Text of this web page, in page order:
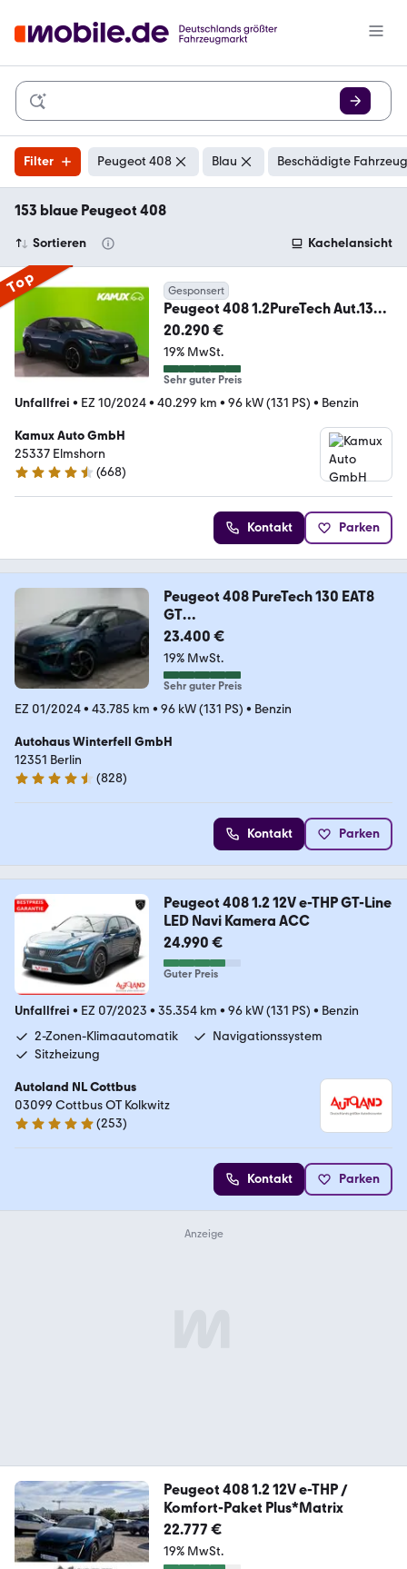
Filter Peugeot 408 Blau Beschädigte
153 blaue Peugeot 408
Sortieren Kachelansicht
Top Gesponsert
Peugeot 408 1.2PureTech Aut.130
GT+LED+NAVI+VIRTUAL+PDC
20.290 €
19% MwSt.
Sehr guter Preis
Unfallfrei • EZ 10/2024• 40.299 km • 96 kW (131 PS) • Benzin
Kamux Auto GmbH
25337 Elmshorn
4.6 Sterne
(668)
Kontakt Parken
Peugeot 408 PureTech 130 EAT8
GT
PANO+360+MEMO+FOCAL+ACC
23.400 €
19% MwSt.
Sehr guter Preis
EZ 01/2024• 43.785 km • 96 kW (131 PS) • Benzin
Autohaus Winterfell GmbH
12351 Berlin
4.6 Sterne
(828)
Kontakt Parken
Peugeot 408 1.2 12V e-THP GT-Line
LED Navi Kamera ACC
24.990 €
Guter Preis
Unfallfrei • EZ 07/2023 • 35.354 km • 96 kW (131 PS) • Benzin
2-Zonen-Klimaautomatik
Navigationssystem
Sitzheizung
Autoland NL Cottbus
03099 Cottbus OT Kolkwitz
4.8 Sterne
(253)
Kontakt Parken
Peugeot 408 1.2 12V e-THP /
Komfort-Paket Plus*Matrix
22.777 €
19% MwSt.